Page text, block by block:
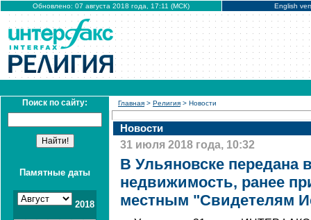
Обновлено: 07 августа 2018 года, 17:11 (МСК) English
Поиск по сайту:
Памятные даты
2018
Главная > Религия > Новости
Новости
31 июля 2018 года, 10:32
В Ульяновске передана
недвижимость, ранее
местным "Свидетелям